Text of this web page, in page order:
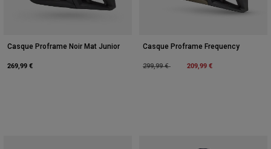
Casque Proframe Noir Mat Junior
269,99 €
Casque Proframe Frequency
Price reduced from
299,99 €to 209,99 €